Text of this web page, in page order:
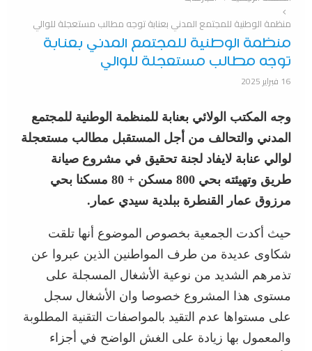
منظمة الوطنية للمجتمع المدني بعنابة توجه مطالب مستعجلة للوالي
منظمة الوطنية للمجتمع المدني بعنابة
توجه مطالب مستعجلة للوالي
16 فبراير 2025
وجه المكتب الولائي بعنابة للمنظمة الوطنية للمجتمع
المدني والتحالف من أجل المستقبل مطالب مستعجلة
لوالي عنابة لايفاد لجنة تحقيق في مشروع صيانة
طريق وتهيئته بحي 800 مسكن + 80 مسكنا بحي
مرزوق عمار القنطرة ببلدية سيدي عمار.
حيث أكدت الجمعية بخصوص الموضوع أنها تلقت
شكاوى عديدة من طرف المواطنين الذين عبروا عن
تذمرهم الشديد من نوعية الأشغال المسجلة على
مستوى هذا المشروع خصوصا وان الأشغال سجل
على مستواها عدم التقيد بالمواصفات التقنية المطلوبة
والمعمول بها زيادة على الغش الواضح في أجزاء